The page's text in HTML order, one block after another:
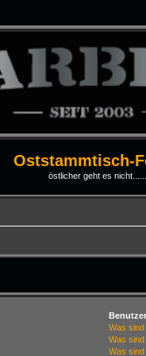
Oststammtisch-
östlicher geht es nicht.......
Was
Was
Was